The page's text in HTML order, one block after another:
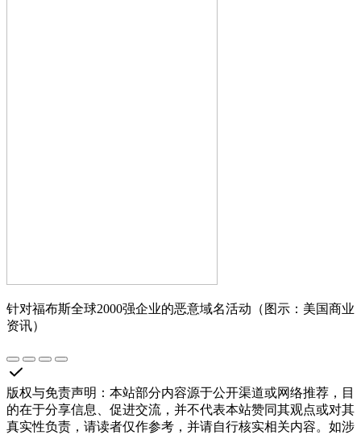
针对福布斯全球2000强企业的恶意域名活动（图示：美国商业
资讯）
版权与免责声明 ： 本站部分内容源于公开渠道或网络推荐，目
的在于分享信息、促进交流，并不代表本站赞同其观点或对其
真实性负责，请读者仅作参考，并请自行核实相关内容。如涉